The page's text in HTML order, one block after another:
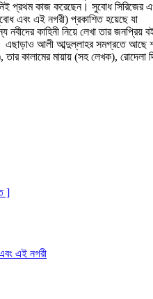
প্রথম কাজ করেছেন। সুবোধ সিরিজের
এবং এই নগরী) প্রকাশিত হয়েছে যা
কাহিনী নিয়ে লেখা তার জনপ্রিয়
এছাড়াও আলী আব্দুল্লাহর সমগ্রতে আছে
কালামের মায়ায় (সহ লেখক), রোদেলা
]
এই নগরী